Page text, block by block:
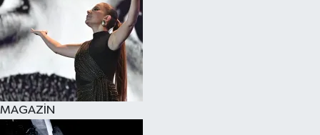
MAGAZİN